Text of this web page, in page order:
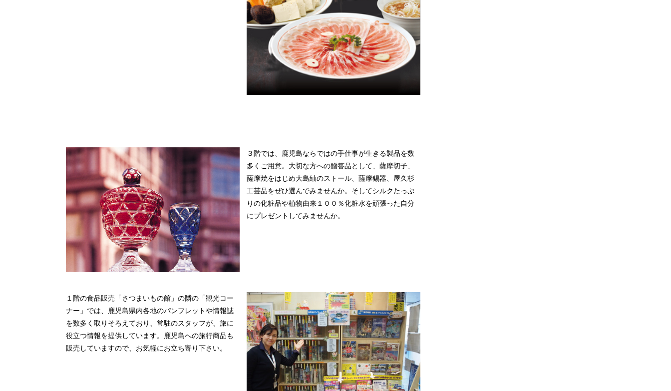
３階では、鹿児島ならではの手仕事が生きる製品を数
多くご用意。大切な方への贈答品として、薩摩切子、
薩摩焼をはじめ大島紬のストール、薩摩錫器、屋久杉
工芸品をぜひ選んでみませんか。そしてシルクたっぷ
りの化粧品や植物由来１００％化粧水を頑張った自分
にプレゼントしてみませんか。
１階の食品販売「さつまいもの館」の隣の「観光コー
ナー」では、鹿児島県内各地のパンフレットや情報誌
を数多く取りそろえており、常駐のスタッフが、旅に
役立つ情報を提供しています。鹿児島への旅行商品も
販売していますので、お気軽にお立ち寄り下さい。